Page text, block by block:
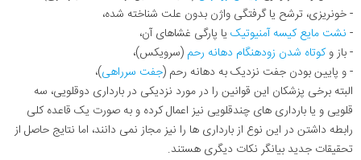
- خونریزی، ترشح یا گرفتگی واژن بدون علت شناخته شده،
- نشت مایع کیسه آمنیوتیک یا پارگی غشاهای آن،
- باز وکوتاه شدن زودهنگام دهانه رحم (سرویکس)،
- و پایین بودن جفت نزدیک به دهانه رحم (جفت سرراهی)،
البته برخی پزشکان این قوانین را در مورد نزدیکی در بارداری دوقلویی، سه
قلویی و یا بارداری های چندقلویی نیز اعمال کرده و به صورت یک قاعده کلی
رابطه داشتن در این نوع از بارداری ها را نیز مجاز نمی دانند، اما نتایج حاصل از
تحقیقات جدید بیانگر نکات دیگری هستند.